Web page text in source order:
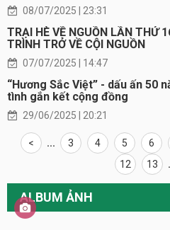
08/07/2025 | 23:31
TRẠI HÈ VỀ NGUỒN LẦN THỨ
TRÌNH TRỞ VỀ CỘI NGUỒN
07/07/2025 | 14:47
“Hương Sắc Việt” - dấu ấn 50
tình gắn kết cộng đồng
29/06/2025 | 20:21
< ... 3 4 5 6
12
13
ALBUM ẢNH